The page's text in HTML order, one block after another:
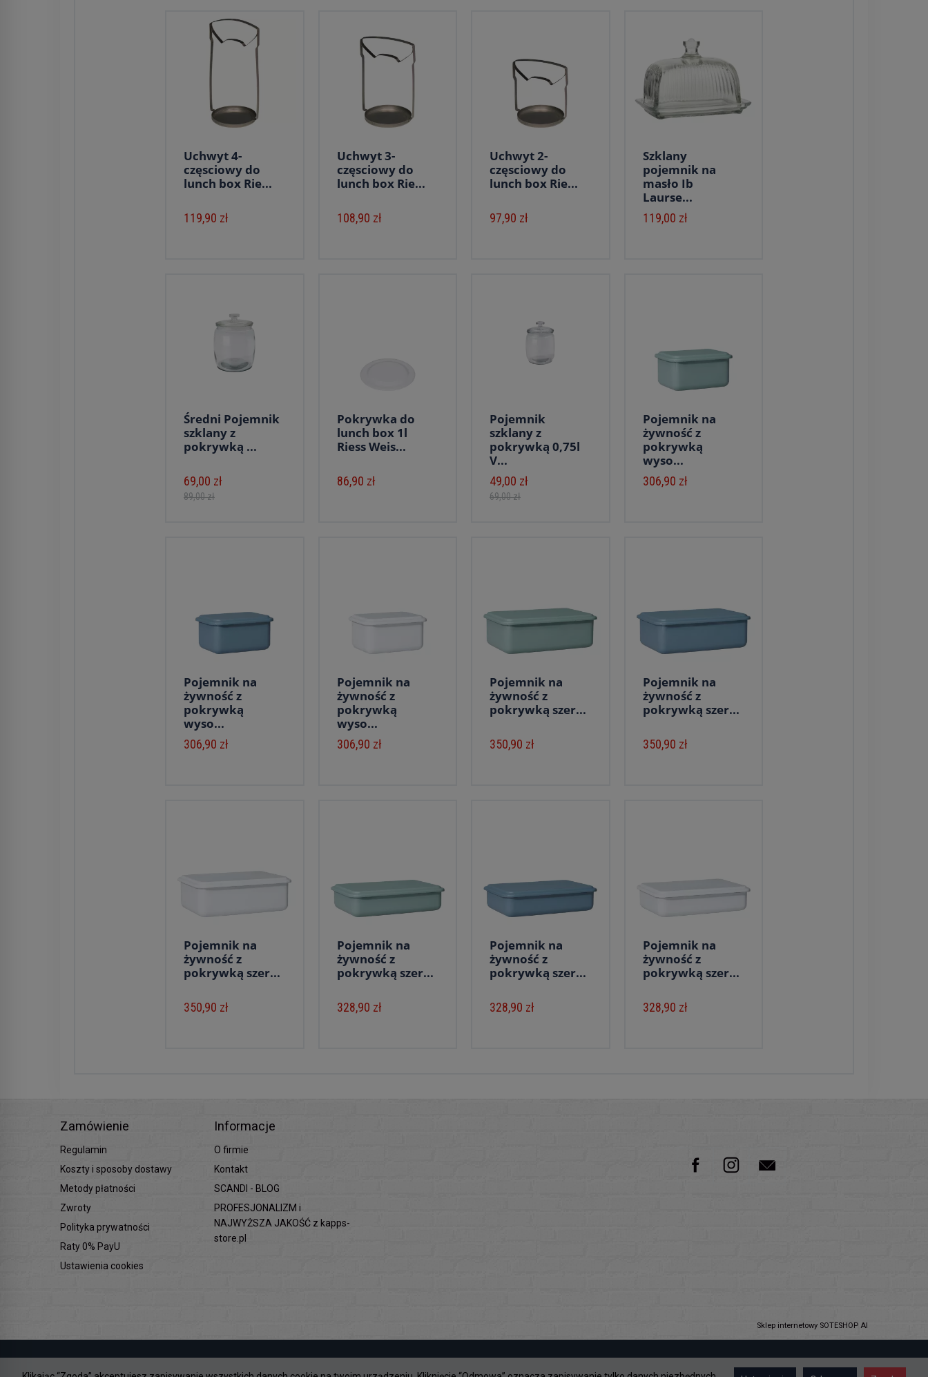
Uchwyt 4-
częsciowy do
lunch box Rie...
119,90 zł
Uchwyt 3-
częsciowy do
lunch box Rie...
108,90 zł
Uchwyt 2-
częsciowy do
lunch box Rie...
97,90 zł
Szklany
pojemnik na
masło Ib
Laurse...
119,00 zł
Średni Pojemnik
szklany z
pokrywką ...
69,00 zł
89,00 zł
Pokrywka do
lunch box 1l
Riess Weis...
86,90 zł
Pojemnik
szklany z
pokrywką 0,75l
V...
49,00 zł
69,00 zł
Pojemnik na
żywność z
pokrywką
wyso...
306,90 zł
Pojemnik na
żywność z
pokrywką
wyso...
306,90 zł
Pojemnik na
żywność z
pokrywką
wyso...
306,90 zł
Pojemnik na
żywność z
pokrywką szer...
350,90 zł
Pojemnik na
żywność z
pokrywką szer...
350,90 zł
Pojemnik na
żywność z
pokrywką szer...
350,90 zł
Pojemnik na
żywność z
pokrywką szer...
328,90 zł
Pojemnik na
żywność z
pokrywką szer...
328,90 zł
Pojemnik na
żywność z
pokrywką szer...
328,90 zł
Zamówienie
Regulamin
Koszty i sposoby dostawy
Metody płatności
Zwroty
Polityka prywatności
Raty 0% PayU
Ustawienia cookies
Informacje
O firmie
Kontakt
SCANDI - BLOG
PROFESJONALIZM i
NAJWYŻSZA JAKOŚĆ z kapps-
store.pl
Sklep internetowy SOTESHOP AI